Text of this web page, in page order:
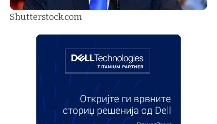
Shutterstock.com